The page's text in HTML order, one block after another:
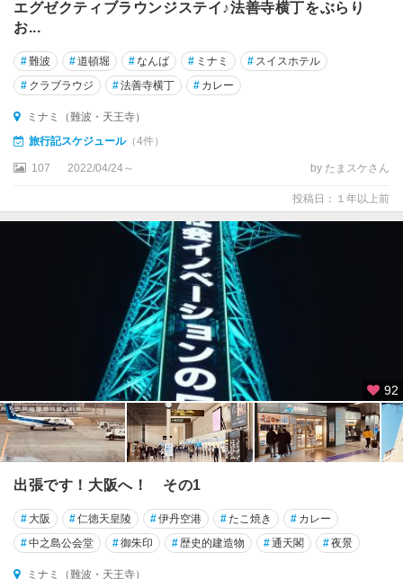
・
河
内
長
野
エグゼクティブラウンジステイ♪法善寺横丁をぶらり
お...
#難波 #道頓堀 #なんば # ミナミ # スイスホテル
# クラブラウジ #法善寺横丁 # カレー
ミナミ（難波・天王寺）
旅行記スケジュール（4件）
107 2022/04/24～ by たまスケさん
投稿日：１年以上前
92
出張です！大阪へ！ その1
# 大阪 #仁徳天皇陵 #伊丹空港 #たこ焼き # カレー
#中之島公会堂 #御朱印 # 歴史的建造物 #通天閣 #夜景
ミナミ（難波・天王寺）